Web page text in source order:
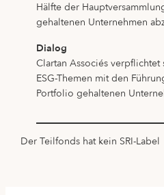
Hälfte der
gehaltenen Unternehmen
Dialog
Clartan Associés
ESG-Themen mit den
Portfolio gehaltenen
Der Teilfonds hat kein SRI-Label